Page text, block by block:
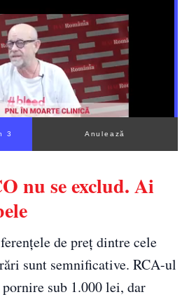
2 Anulează
nu se exclud. Ai
de preț dintre cele
sunt semnificative. RCA-ul
sub 1.000 lei, dar